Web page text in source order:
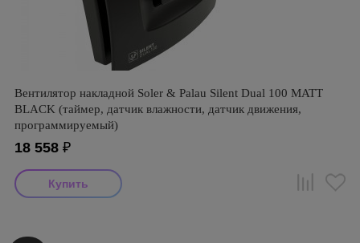
Вентилятор накладной Soler & Palau Silent Dual 100 MATT
BLACK (таймер, датчик влажности, датчик движения,
программируемый)
18 558 ₽